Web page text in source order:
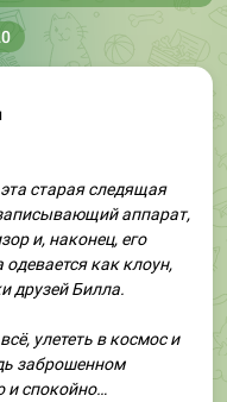
старая следящая
аппарат,
и, наконец, его
как клоун,
друзей Билла.
улететь в космос и
заброшенном
и спокойно…